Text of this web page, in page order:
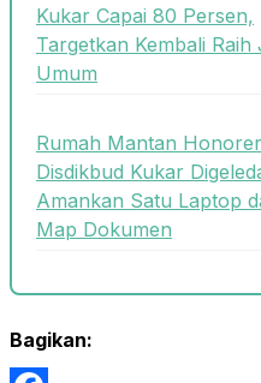
Kukar Capai 80 Persen,
Targetkan Kembali Raih
Umum
Rumah Mantan Honorer
Disdikbud Kukar
Amankan Satu Laptop
Map Dokumen
Bagikan: